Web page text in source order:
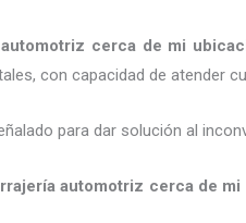
cerca de mi
con capacidad de atender
para dar solución al
automotriz cerca de mi